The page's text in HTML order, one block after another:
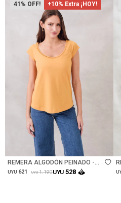
41 +10% Extra ¡HOY!
Talle
REMERA ALGODÓN PEINADO -
CAMEL
UYU 621 UYU 1.190UYU 528